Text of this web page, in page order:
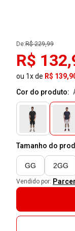
De:R$ 229,99
R$
ou 1x de R$
Cor do produto:
Tamanho do
GG 2GG
Vendido por: